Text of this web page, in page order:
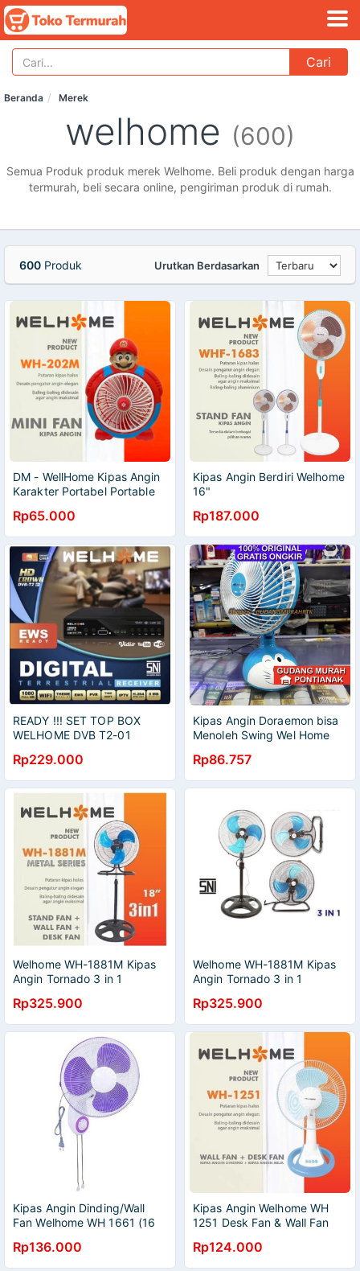
Cari
Beranda Merek
welhome (600)
Semua Produk produk merek Welhome. Beli produk dengan harga
termurah, beli secara online, pengiriman produk di rumah.
600 Produk Urutkan Berdasarkan
DM - WellHome Kipas Angin
Karakter Portabel Portable
Bros
Rp65.000
Kipas Angin Berdiri Welhome
16"
Rp187.000
READY !!! SET TOP BOX
WELHOME DVB T2-01
Rp229.000
Kipas Angin Doraemon bisa
Menoleh Swing Wel Home
Rp86.757
Welhome WH-1881M Kipas
Angin Tornado 3 in 1
Rp325.900
Welhome WH-1881M Kipas
Angin Tornado 3 in 1
Rp325.900
Kipas Angin Dinding/Wall
Fan Welhome WH 1661 (16
Rp136.000
Kipas Angin Welhome WH
1251 Desk Fan & Wall Fan
Rp124.000